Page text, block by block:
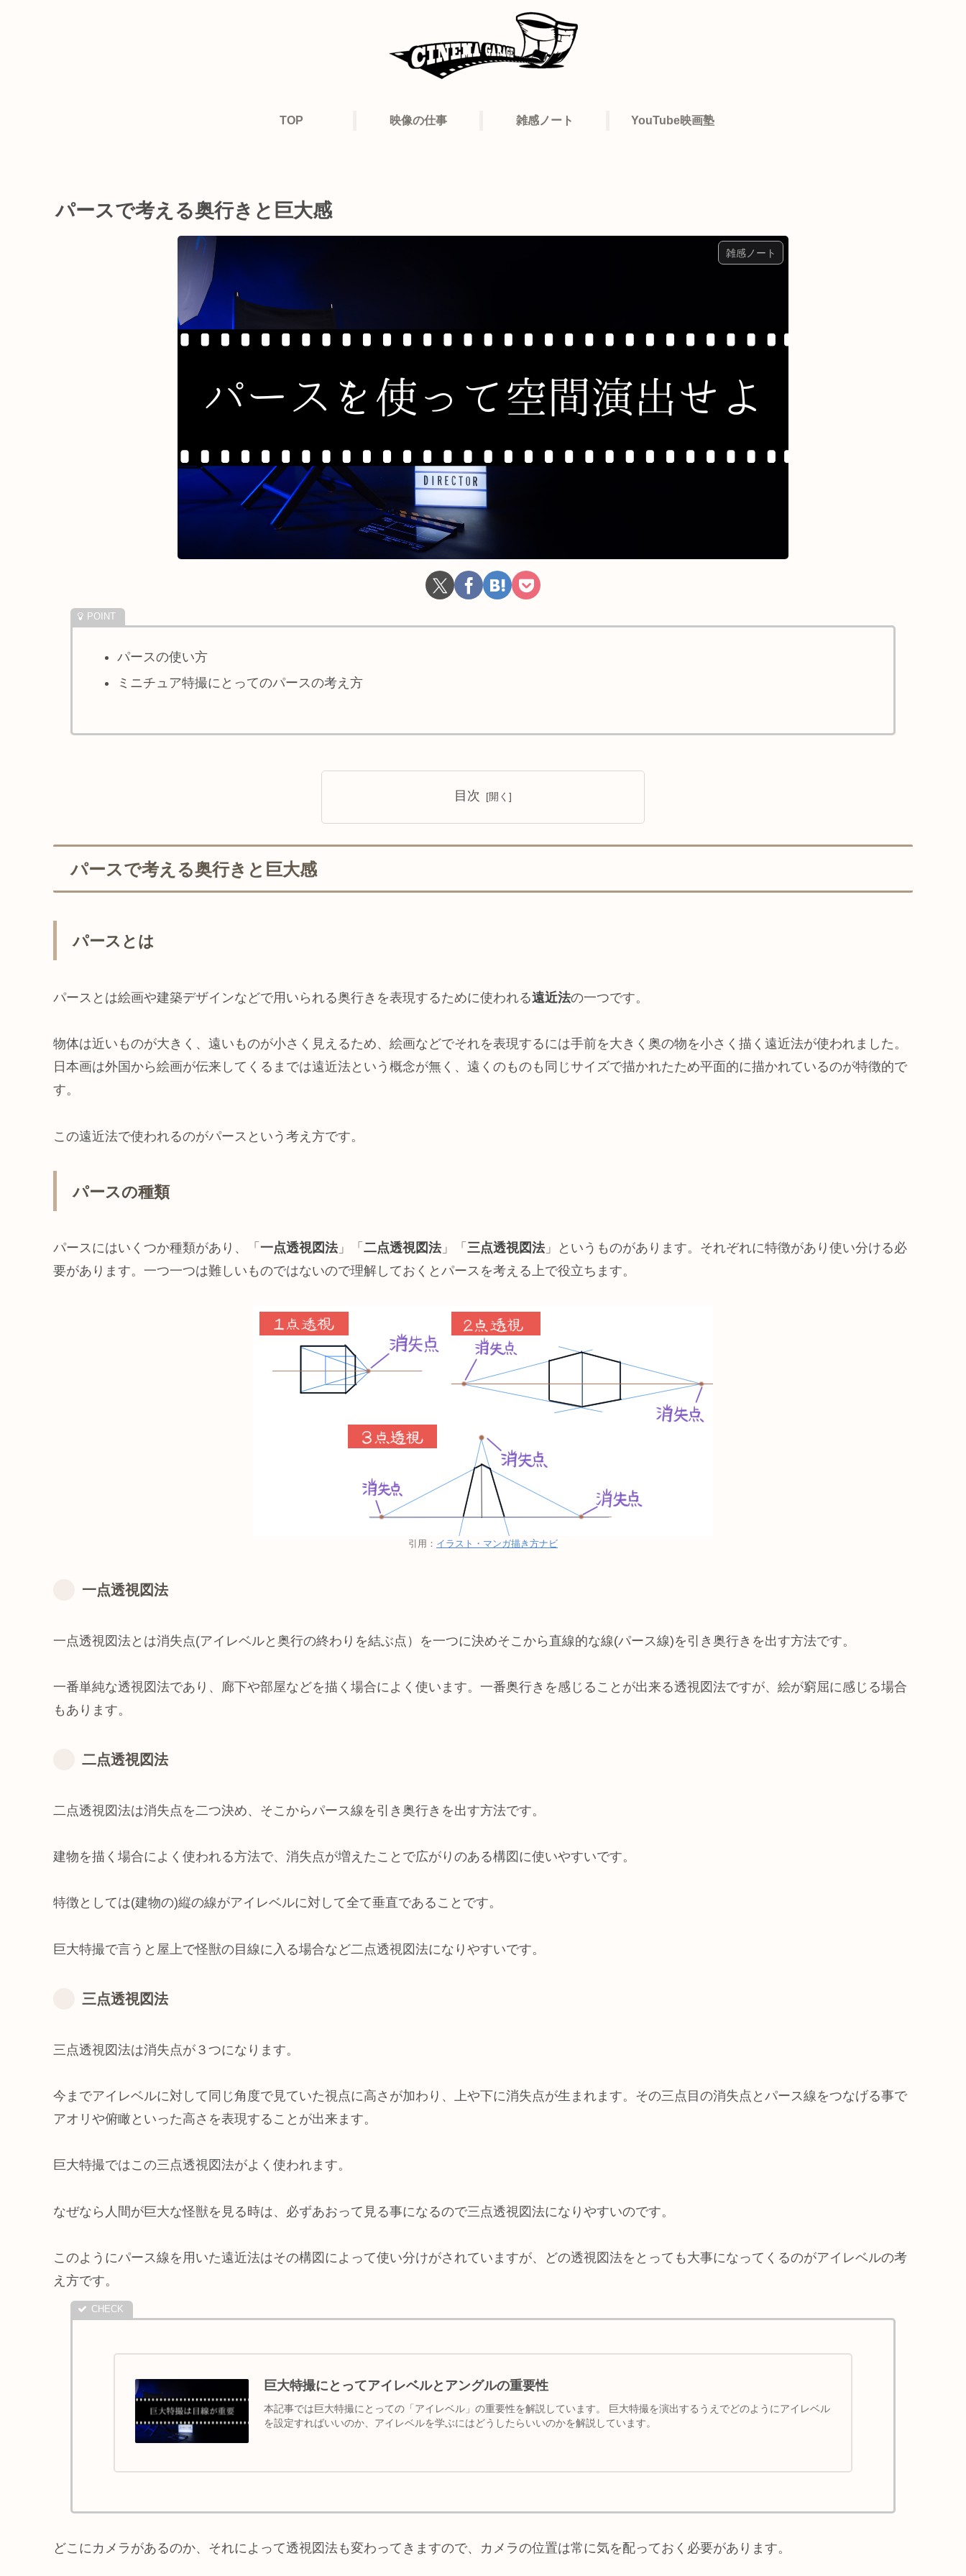
TOP 映像の仕事 雑感ノート YouTube映画塾
パースで考える奥行きと巨大感
雑感ノート
パースの使い方
ミニチュア特撮にとってのパースの考え方
目次
パースで考える奥行きと巨大感
パースとは
パースとは絵画や建築デザインなどで用いられる奥行きを表現するために使われる遠近法の一つです。
物体は近いものが大きく、遠いものが小さく見えるため、絵画などでそれを表現するには手前を大きく奥の物を小さく描く遠近法が使われました。
日本画は外国から絵画が伝来してくるまでは遠近法という概念が無く、遠くのものも同じサイズで描かれたため平面的に描かれているのが特徴的で
す。
この遠近法で使われるのがパースという考え方です。
パースの種類
パースにはいくつか種類があり、「 一点透視図法」「 二点透視図法」「 三点透視図法」というものがあります。それぞれに特徴があり使い分ける必
要があります。一つ一つは難しいものではないので理解しておくとパースを考える上で役立ちます。
引用： イラスト・マンガ描き方ナビ
一点透視図法
一点透視図法とは消失点(アイレベルと奥行の終わりを結ぶ点）を一つに決めそこから直線的な線(パース線)を引き奥行きを出す方法です。
一番単純な透視図法であり、廊下や部屋などを描く場合によく使います。一番奥行きを感じることが出来る透視図法ですが、絵が窮屈に感じる場合
もあります。
二点透視図法
二点透視図法は消失点を二つ決め、そこからパース線を引き奥行きを出す方法です。
建物を描く場合によく使われる方法で、消失点が増えたことで広がりのある構図に使いやすいです。
特徴としては(建物の)縦の線がアイレベルに対して全て垂直であることです。
巨大特撮で言うと屋上で怪獣の目線に入る場合など二点透視図法になりやすいです。
三点透視図法
三点透視図法は消失点が３つになります。
今までアイレベルに対して同じ角度で見ていた視点に高さが加わり、上や下に消失点が生まれます。その三点目の消失点とパース線をつなげる事で
アオリや俯瞰といった高さを表現することが出来ます。
巨大特撮ではこの三点透視図法がよく使われます。
なぜなら人間が巨大な怪獣を見る時は、必ずあおって見る事になるので三点透視図法になりやすいのです。
このようにパース線を用いた遠近法はその構図によって使い分けがされていますが、どの透視図法をとっても大事になってくるのがアイレベルの考
え方です。
巨大特撮にとってアイレベルとアングルの重要性
本記事では巨大特撮にとっての「アイレベル」の重要性を解説しています。 巨大特撮を演出するうえでどのようにアイレベル
を設定すればいいのか、アイレベルを学ぶにはどうしたらいいのかを解説しています。
どこにカメラがあるのか、それによって透視図法も変わってきますので、カメラの位置は常に気を配っておく必要があります。